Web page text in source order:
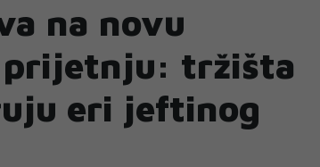
na novu
prijetnju: tržišta
eri jeftinog